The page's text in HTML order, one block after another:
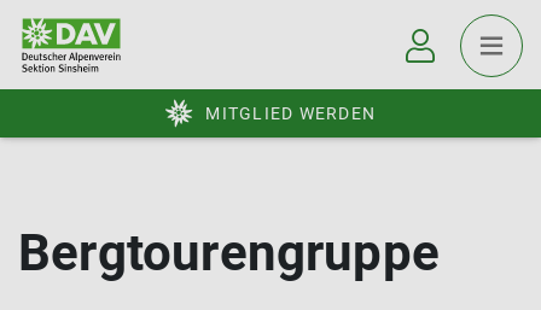
MITGLIED WERDEN
Bergtourengruppe